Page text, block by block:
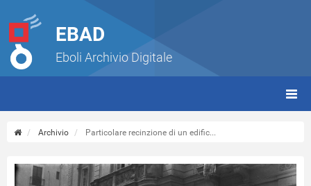
EBAD
Eboli Archivio Digitale
Archivio Particolare recinzione di un edific...